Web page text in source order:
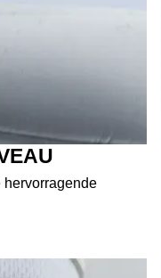
hervorragende